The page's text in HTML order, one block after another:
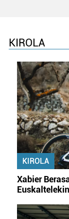
KIROLA
KIROLA
Xabier
Euskaltelekin